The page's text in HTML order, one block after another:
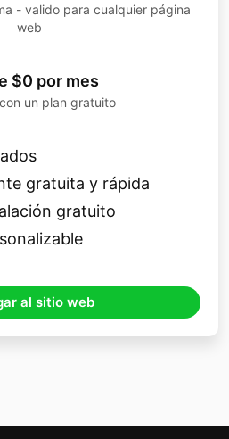
- valido para cualquier página
web
$0 por mes
un plan gratuito
gratuita y rápida
gratuito
al sitio web